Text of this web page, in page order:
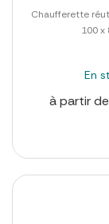
Chaufferette
100 x
En
à partir de